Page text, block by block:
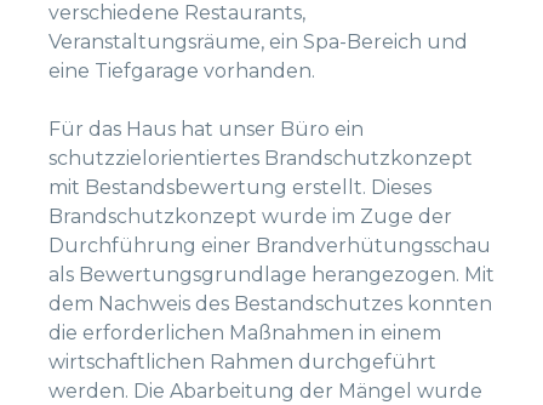
verschiedene Restaurants,
Veranstaltungsräume, ein Spa-Bereich und
eine Tiefgarage vorhanden.
Für das Haus hat unser Büro ein
schutzzielorientiertes Brandschutzkonzept
mit Bestandsbewertung erstellt. Dieses
Brandschutzkonzept wurde im Zuge der
Durchführung einer Brandverhütungsschau
als Bewertungsgrundlage herangezogen. Mit
dem Nachweis des Bestandschutzes konnten
die erforderlichen Maßnahmen in einem
wirtschaftlichen Rahmen durchgeführt
werden. Die Abarbeitung der Mängel wurde